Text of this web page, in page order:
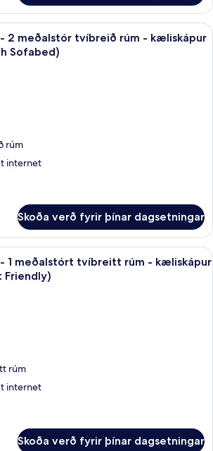
Standard-herbergi - 2 meðalstór
2 meðalstór tvíbreið rúm - kæliskápur
Sofabed)
rúm
internet
Skoða verð fyrir þínar dagsetningar
Ofnæmisprófaður sængurfatnaður,
1 meðalstórt tvíbreitt rúm - kæliskápur
Friendly)
rúm
internet
Skoða verð fyrir þínar dagsetningar